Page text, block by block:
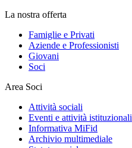
La nostra offerta
Famiglie e Privati
Aziende e Professionisti
Giovani
Soci
Area Soci
Attività sociali
Eventi e attività istituzionali
Informativa MiFid
Archivio multimediale